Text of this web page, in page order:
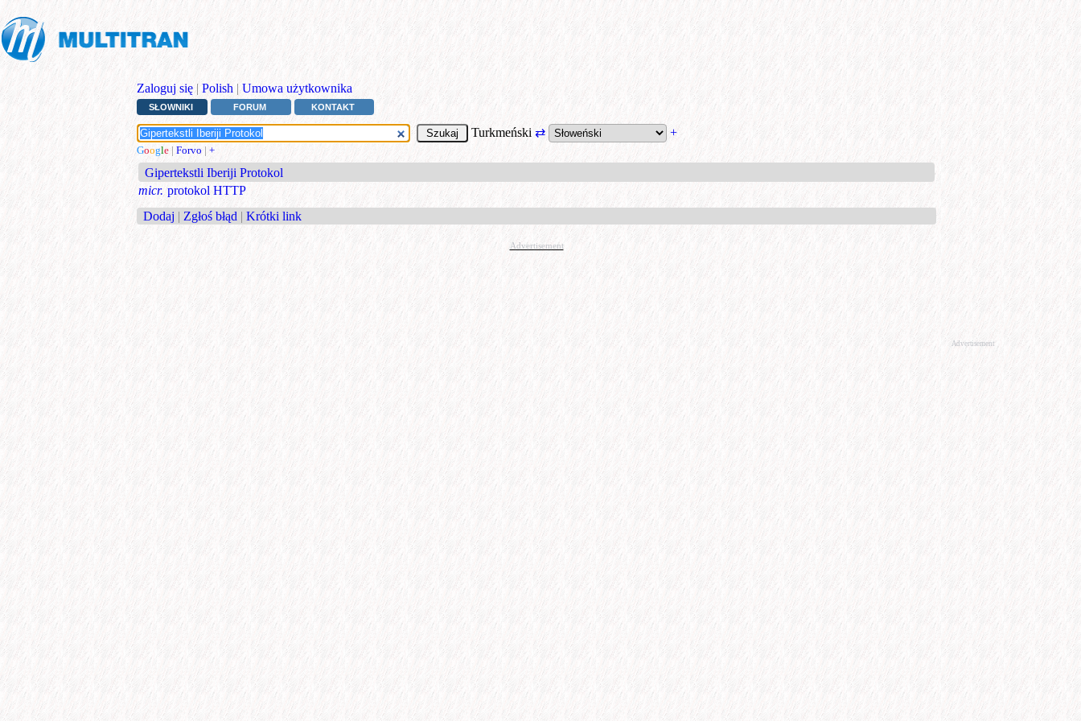
Zaloguj się | Polish | Umowa użytkownika
SŁOWNIKI FORUM KONTAKT
Turkmeński ⇄ +
Google | Forvo | +
Gipertekstli Iberiji Protokol
micr. protokol HTTP
Dodaj | Zgłoś błąd | Krótki link
Advertisement
Advertisement